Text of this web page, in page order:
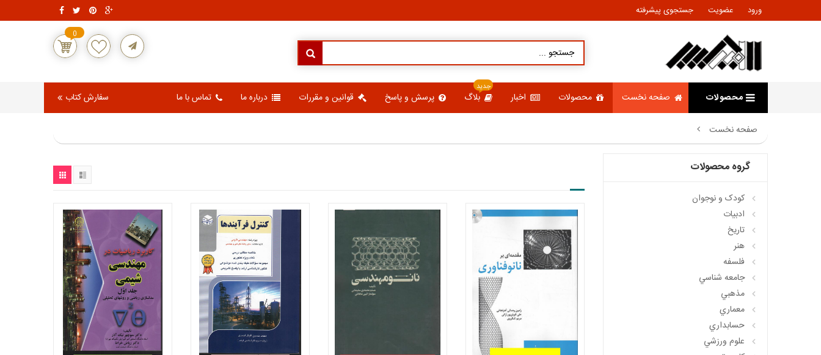
ورود عضویت جستجوی پیشرفته
0
محصولات صفحه نخست محصولات اخبار بلاگ
جدید
پرسش و پاسخ قوانین و مقررات درباره ما تماس با ما سفارش کتاب
صفحه نخست
گروه محصولات
کودک و نوجوان
ادبيات
تاريخ
هنر
فلسفه
جامعه شناسي
مذهبي
معماري
حسابداري
علوم ورزشي